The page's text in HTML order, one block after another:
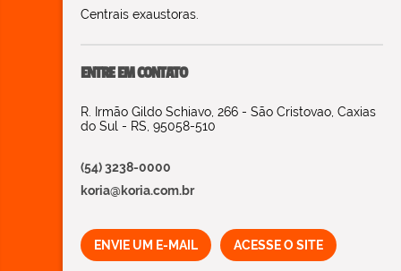
Centrais exaustoras.
ENTRE EM CONTATO
R. Irmão Gildo Schiavo, 266 - São Cristovao, Caxias
do Sul - RS, 95058-510
(54) 3238-0000
koria@koria.com.br
ENVIE UM E-MAIL ACESSE O SITE